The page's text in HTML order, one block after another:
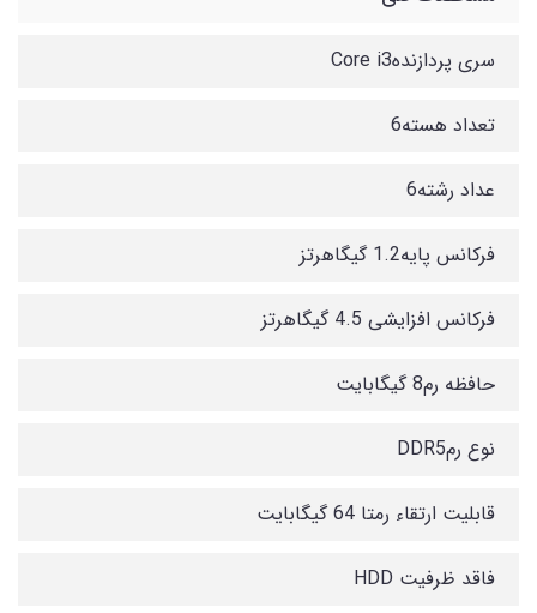
سری پردازندهCore i3
تعداد هسته6
عداد رشته6
فرکانس پایه1.2 گیگاهرتز
فرکانس افزایشی 4.5 گیگاهرتز
حافظه رم8 گیگابایت
نوع رمDDR5
قابلیت ارتقاء رمتا 64 گیگابایت
فاقد ظرفیت HDD